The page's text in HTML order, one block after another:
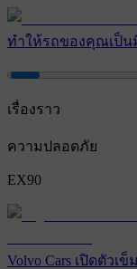
ทำให้รถของคุณเป็น
เรื่องราว
ความปลอดภัย
EX90
Volvo Cars เปิดตัว